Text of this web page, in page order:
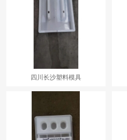
四川长沙塑料模具